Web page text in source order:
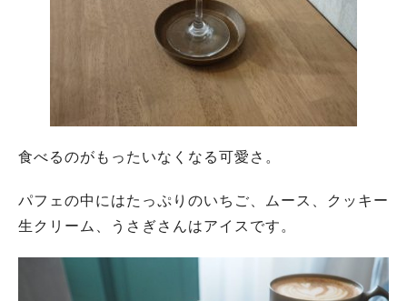
食べるのがもったいなくなる可愛さ。
パフェの中にはたっぷりのいちご、ムース、クッキー
生クリーム、うさぎさんはアイスです。
人気のキーワード
#自然とふれあう #ランチ #カフェ
#あなたはどっち？